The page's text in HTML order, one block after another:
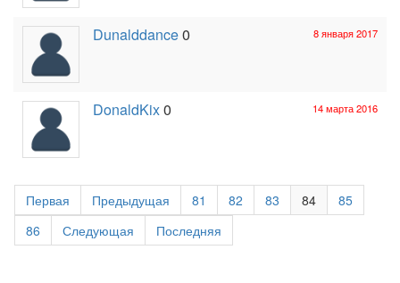
8 января 2017
Dunalddance0
14 марта 2016
DonaldKix0
Первая Предыдущая 81 82 83 84
85
86
Следующая Последняя